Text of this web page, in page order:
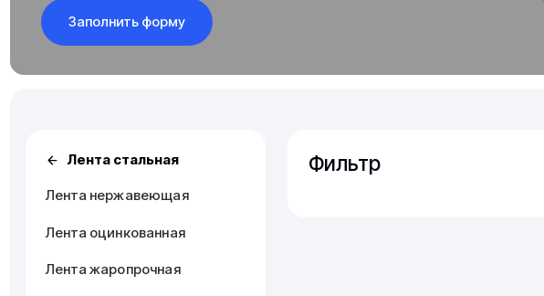
Заполнить форму
Лента стальная
Лента нержавеющая
Лента оцинкованная
Лента жаропрочная
Фильтр